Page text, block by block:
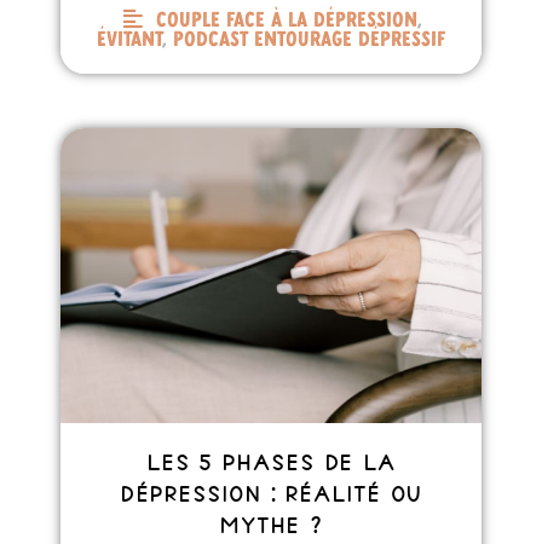
Couple face à la dépression,
Évitant, Podcast entourage dépressif
Les 5 phases de la
dépression : réalité ou
mythe ?